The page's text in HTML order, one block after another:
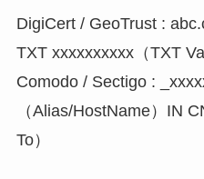
DigiCert / GeoTrust :
TXT xxxxxxxxxx（TXT
Comodo / Sectigo :
（Alias/HostName）IN
To）